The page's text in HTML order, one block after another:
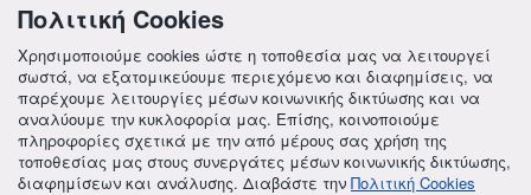
ΒΟΗΘΕΙΑ
ΠΛΗΡΟΦΟΡΙΕΣ
Πολιτική Cookies
Χρησιμοποιούμε cookies ώστε η τοποθεσία μας να λειτουργεί
σωστά, να εξατομικεύουμε περιεχόμενο και διαφημίσεις, να
παρέχουμε λειτουργίες μέσων κοινωνικής δικτύωσης και να
αναλύουμε την κυκλοφορία μας. Επίσης, κοινοποιούμε
πληροφορίες σχετικά με την από μέρους σας χρήση της
τοποθεσίας μας στους συνεργάτες μέσων κοινωνικής δικτύωσης,
διαφημίσεων και ανάλυσης. Διαβάστε την Πολιτική Cookies